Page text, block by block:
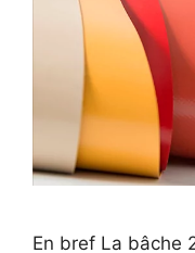
En bref La bâche